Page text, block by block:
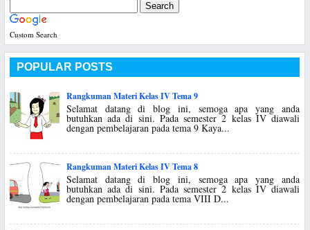
Custom Search
POPULAR POSTS
Rangkuman Materi Kelas IV Tema 9
Selamat datang di blog ini, semoga apa yang anda
butuhkan ada di sini. Pada semester 2 kelas IV diawali
dengan pembelajaran pada tema 9 Kaya...
Rangkuman Materi Kelas IV Tema 8
Selamat datang di blog ini, semoga apa yang anda
butuhkan ada di sini. Pada semester 2 kelas IV diawali
dengan pembelajaran pada tema VIII D...